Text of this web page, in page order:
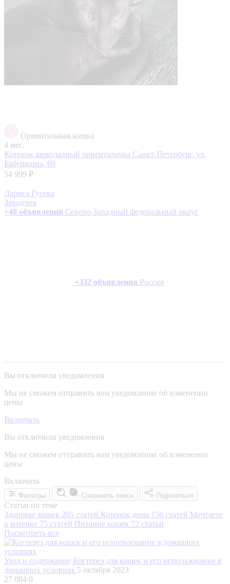
Ориентальная кошка
4 мес.
Котенок шоколадный ориенталочка Санкт-Петербург, ул.
Бабушкина, 69
54 999 ₽
Лариса Гусева
Заводчик
+48 объявлений Северо-Западный федеральный округ
+332 объявления Россия
Вы отключили уведомления
Мы не сможем отправить вам уведомление об изменении
цены
Включить
Вы отключили уведомления
Мы не сможем отправить вам уведомление об изменении
цены
Включить
Фильтры Сохранить поиск Поделиться
Статьи по теме
Здоровье кошек 205 статей Котенок дома 156 статей Мечтаете
о котенке 75 статей Питание кошек 72 статьи
Посмотреть все
Уход и содержание Когтерез для кошек и его использование в
домашних условиях 5 октября 2023
27 084 0